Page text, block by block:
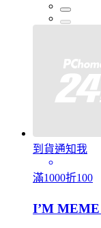
到貨通知我
滿1000折100
I’M MEME